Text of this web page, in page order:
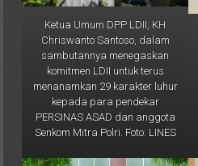
Ketua Umum DPP LDII, KH
Chriswanto Santoso, dalam
sambutannya menegaskan
komitmen LDII untuk terus
menanamkan 29 karakter luhur
kepada para pendekar
PERSINAS ASAD dan anggota
Senkom Mitra Polri. Foto: LINES